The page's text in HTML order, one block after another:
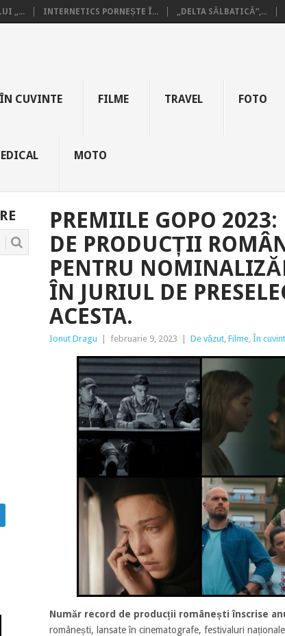
„... INTERNETICS PORNEȘTE Î... „DELTA SĂLBATICĂ”,...
ÎN CUVINTE FILME TRAVEL FOTO
MOTO
PREMIILE GOPO
DE PRODUCȚII
PENTRU
ÎN JURIUL DE
ACESTA.
Ionut Dragu februarie 9, 2023 De văzut, Filme, În
Număr record de producții românești înscrise
românești, lansate în cinematografe, festivaluri